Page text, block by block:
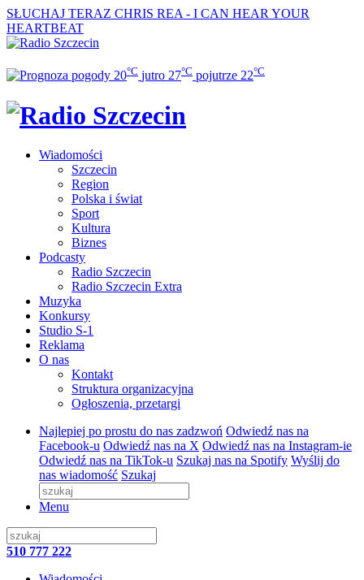
SŁUCHAJ TERAZ CHRIS REA - I CAN HEAR YOUR
HEARTBEAT
20°C jutro 27°C pojutrze 22°C
Wiadomości
Szczecin
Region
Polska i świat
Sport
Kultura
Biznes
Podcasty
Radio Szczecin
Radio Szczecin Extra
Muzyka
Konkursy
Studio S-1
Reklama
O nas
Kontakt
Struktura organizacyjna
Ogłoszenia, przetargi
Najlepiej po prostu do nas zadzwoń Odwiedź nas na
Facebook-u Odwiedź nas na X Odwiedź nas na Instagram-ie
Odwiedź nas na TikTok-u Szukaj nas na Spotify Wyślij do
nas wiadomość Szukaj
Menu
510 777 222